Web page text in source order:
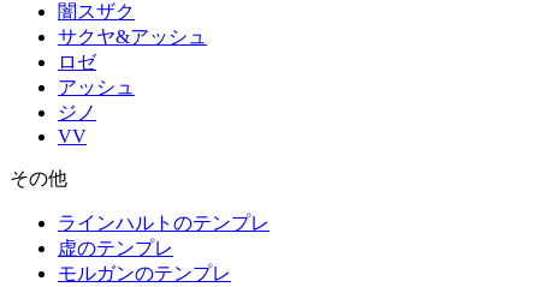
闇スザク
サクヤ&アッシュ
ロゼ
アッシュ
ジノ
VV
その他
ラインハルトのテンプレ
虚のテンプレ
モルガンのテンプレ